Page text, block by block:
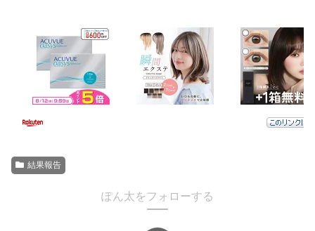
結果報告
ぽん太をフォローする